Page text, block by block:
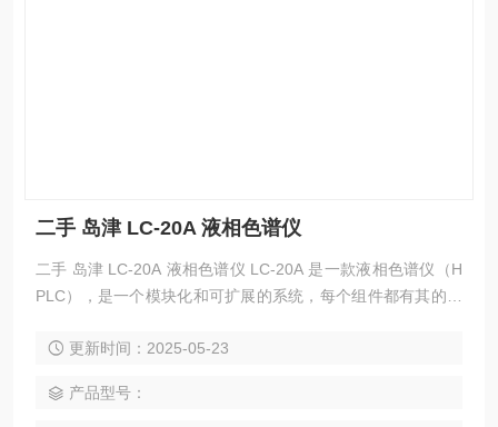
二手 岛津 LC-20A 液相色谱仪
二手 岛津 LC-20A 液相色谱仪 LC-20A 是一款液相色谱仪（H
PLC），是一个模块化和可扩展的系统，每个组件都有其的作
域发挥着重要作用，为科研人员提供了稳定可靠的数据支持.
更新时间：2025-05-23
产品型号：